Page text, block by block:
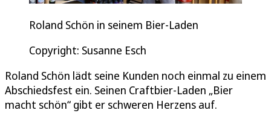
Roland Schön in seinem Bier-Laden
Copyright: Susanne Esch
Roland Schön lädt seine Kunden noch einmal zu einem
Abschiedsfest ein. Seinen Craftbier-Laden „Bier
macht schön“ gibt er schweren Herzens auf.